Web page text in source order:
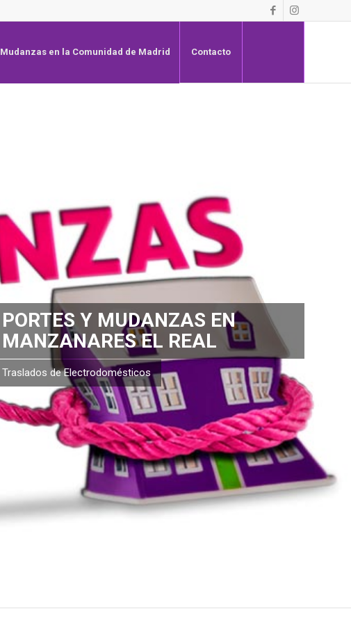
Mudanzas en la Comunidad de Madrid Contacto
PORTES Y MUDANZAS EN
MANZANARES EL REAL
Traslados de Electrodomésticos